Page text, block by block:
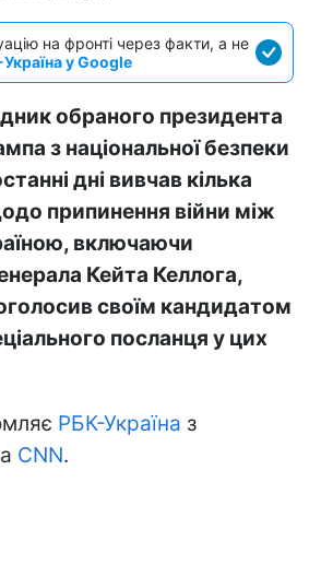
на фронті через факти, а не
у Google
обраного президента
з національної безпеки
дні вивчав кілька
припинення війни між
включаючи
Кейта Келлога,
своїм кандидатом
посланця у цих
РБК-Україна з
CNN.